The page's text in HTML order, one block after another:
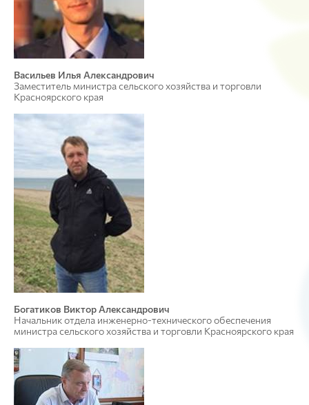
Васильев Илья Александрович
Заместитель министра сельского хозяйства и торговли
Красноярского края
Богатиков Виктор Александрович
Начальник отдела инженерно-технического обеспечения
министра сельского хозяйства и торговли Красноярского края